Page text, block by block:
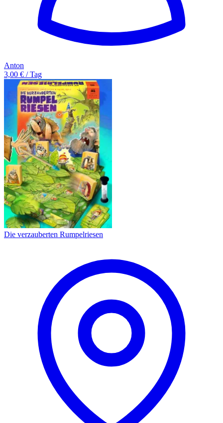
Anton
3,00 € / Tag
Die verzauberten Rumpelriesen